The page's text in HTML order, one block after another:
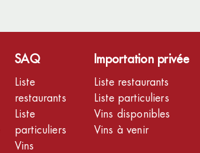
SAQ
Liste
restaurants
Liste
particuliers
Vins
Importation privée
Liste restaurants
Liste particuliers
Vins disponibles
Vins à venir